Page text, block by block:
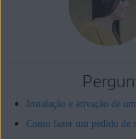
Instalação e ativação de
Como fazer um pedido de